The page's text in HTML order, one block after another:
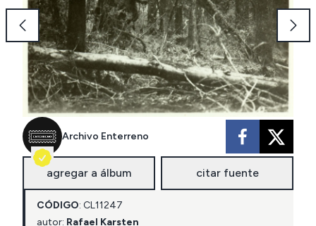
Archivo Enterreno
agregar a álbum citar fuente
CÓDIGO: CL11247
autor: Rafael Karsten